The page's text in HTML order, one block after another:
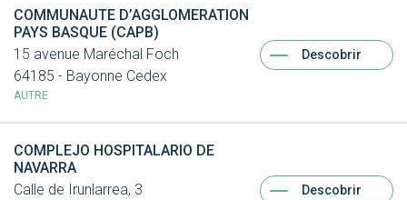
COMMUNAUTE D’AGGLOMERATION
PAYS BASQUE (CAPB)
15 avenue Maréchal Foch
64185 - Bayonne Cedex
AUTRE
Descobrir
COMPLEJO HOSPITALARIO DE
NAVARRA
Calle de Irunlarrea, 3
Descobrir